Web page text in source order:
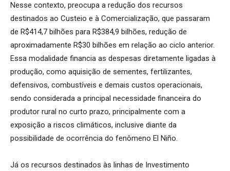
Nesse contexto, preocupa a redução dos recursos
destinados ao Custeio e à Comercialização, que passaram
de R$414,7 bilhões para R$384,9 bilhões, redução de
aproximadamente R$30 bilhões em relação ao ciclo anterior.
Essa modalidade financia as despesas diretamente ligadas à
produção, como aquisição de sementes, fertilizantes,
defensivos, combustíveis e demais custos operacionais,
sendo considerada a principal necessidade financeira do
produtor rural no curto prazo, principalmente com a
exposição a riscos climáticos, inclusive diante da
possibilidade de ocorrência do fenômeno El Niño.
Já os recursos destinados às linhas de Investimento